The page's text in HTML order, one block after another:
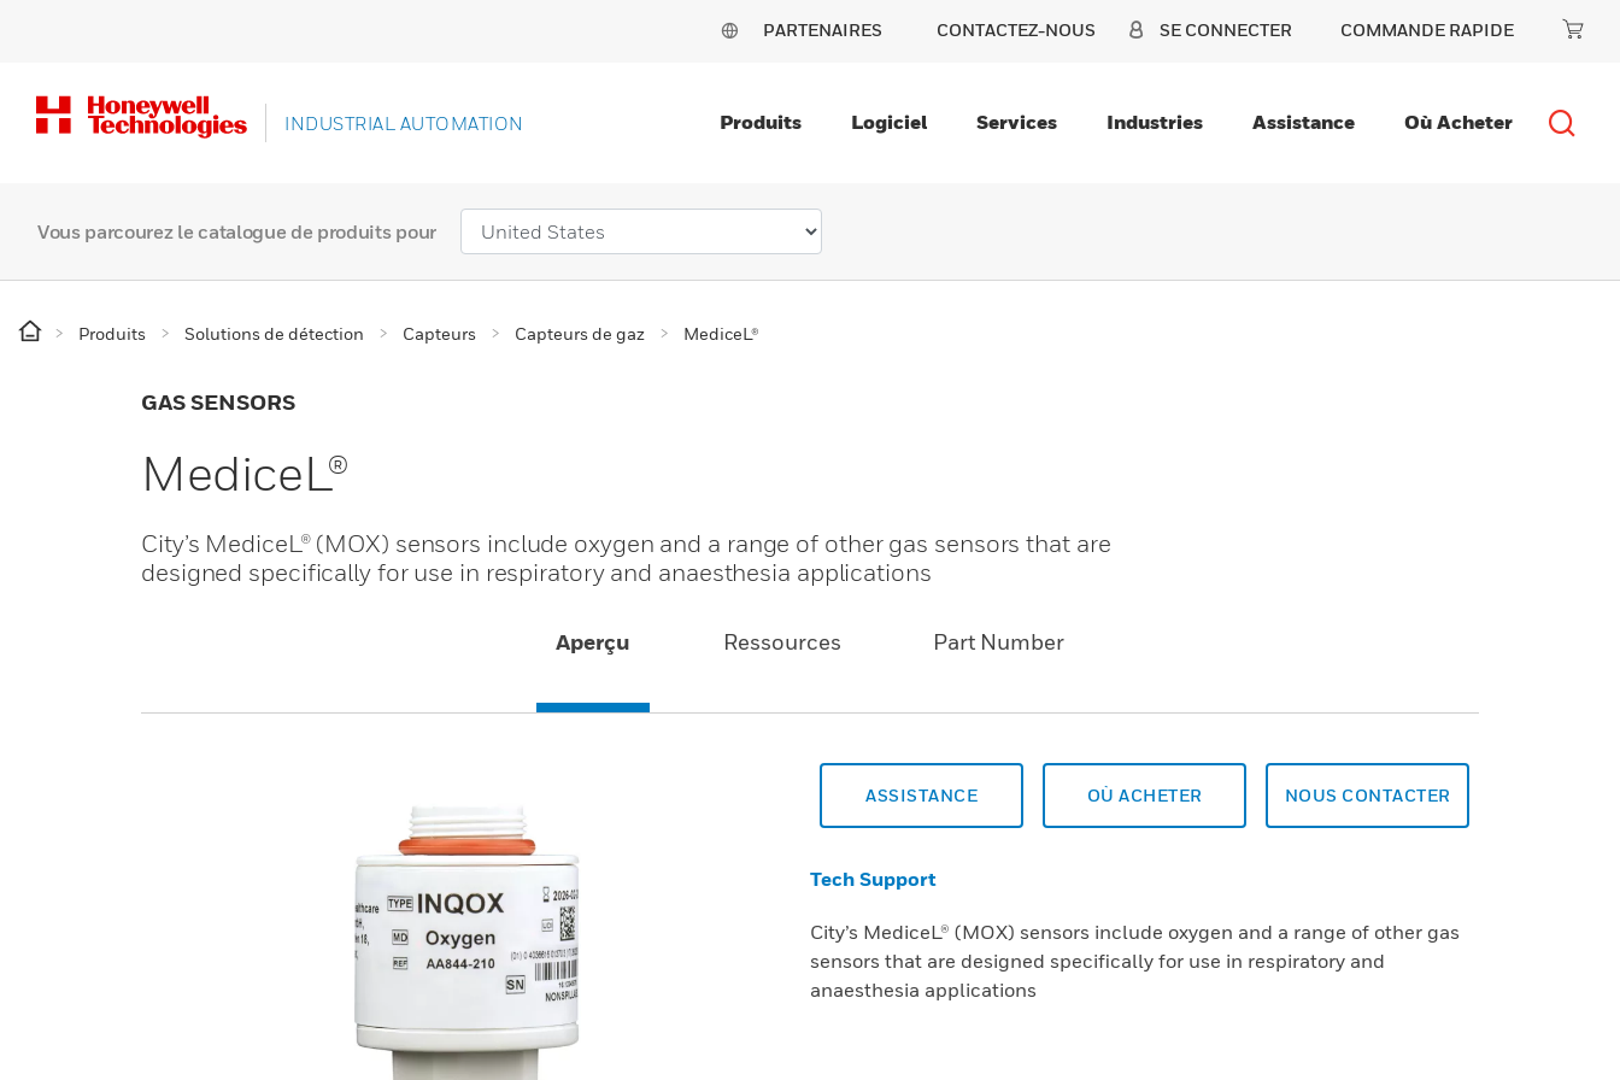
PARTENAIRES CONTACTEZ-NOUS SE CONNECTER COMMANDE RAPIDE
INDUSTRIAL AUTOMATION Produits Logiciel Services Industries Assistance Où Acheter
Vous parcourez le catalogue de produits pour
Produits Solutions de détection Capteurs Capteurs de gaz MediceL®
GAS SENSORS
MediceL®
City’s MediceL® (MOX) sensors include oxygen and a range of other gas sensors that are
designed specifically for use in respiratory and anaesthesia applications
Aperçu Ressources Part Number
ASSISTANCE OÙ ACHETER NOUS CONTACTER
Tech Support
City’s MediceL® (MOX) sensors include oxygen and a range of other gas
sensors that are designed specifically for use in respiratory and
anaesthesia applications